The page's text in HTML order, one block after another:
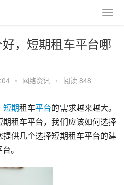
，短期租车平台哪
• 网络资讯 • 阅读 848
短期租车平台的需求越来越大。
租车平台，我们应该如何选择
供几个选择短期租车平台的建
。